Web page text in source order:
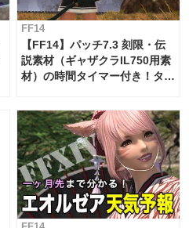
FF14
【FF14】パッチ7.3 刻限・伝
説素材（ギャザクラIL750用素
材）の時間タイマー付き！タイ